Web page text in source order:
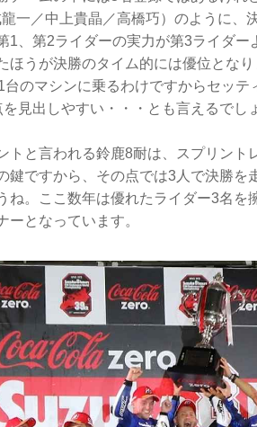
一／中上貴晶／高橋巧）のように、
1、第2ライダーの実力が第3ライダ
ほうが決勝のタイム的には優位とな
のマシンに乗るわけですからセッ
見出しやすい・・・とも言えるでし
トと言われる鈴鹿8耐は、スプリント
鍵ですから、その点では3人で決勝を
ね。ここ数年は優れたライダー3名
ーとなっています。